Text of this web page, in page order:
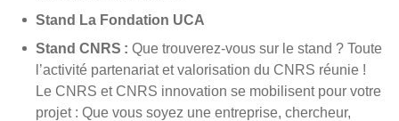
Stand La Fondation UCA
Stand CNRS : Que trouverez-vous sur le stand ? Toute
l’activité partenariat et valorisation du CNRS réunie !
Le CNRS et CNRS innovation se mobilisent pour votre
projet : Que vous soyez une entreprise, chercheur,